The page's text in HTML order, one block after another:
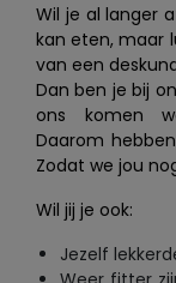
Wil je al langer
kan eten, maar
van een
Dan ben je bij
ons komen
Daarom
Zodat we jou
Wil jij je ook:
Jezelf